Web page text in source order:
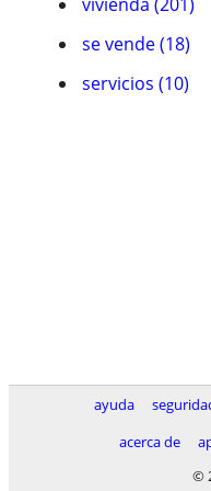
se vende (18)
servicios (10)
ayuda
acerca de
©